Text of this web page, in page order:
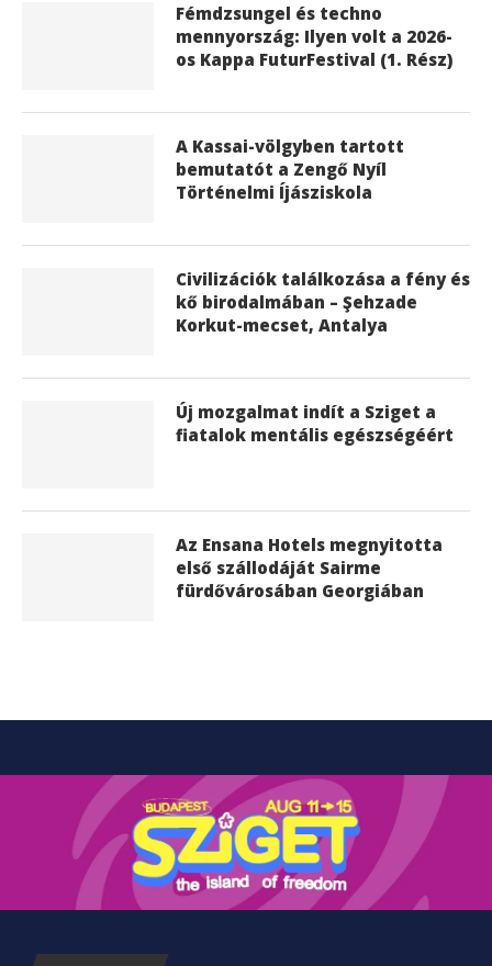
Fémdzsungel és techno
mennyország: Ilyen volt a 2026-
os Kappa FuturFestival (1. Rész)
A Kassai-völgyben tartott
bemutatót a Zengő Nyíl
Történelmi Íjásziskola
Civilizációk találkozása a fény és
kő birodalmában – Şehzade
Korkut-mecset, Antalya
Új mozgalmat indít a Sziget a
fiatalok mentális egészségéért
Az Ensana Hotels megnyitotta
első szállodáját Sairme
fürdővárosában Georgiában